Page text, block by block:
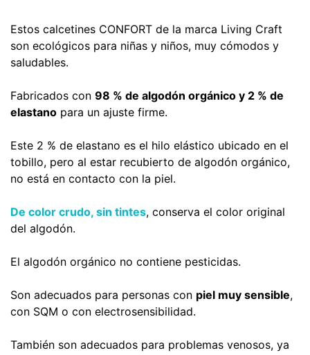
Estos calcetines CONFORT de la marca Living Craft
son ecológicos para niñas y niños, muy cómodos y
saludables.
Fabricados con 98 % de algodón orgánico y 2 % de
elastano para un ajuste firme.
Este 2 % de elastano es el hilo elástico ubicado en el
tobillo, pero al estar recubierto de algodón orgánico,
no está en contacto con la piel.
De color crudo, sin tintes, conserva el color original
del algodón.
El algodón orgánico no contiene pesticidas.
Son adecuados para personas con piel muy sensible,
con SQM o con electrosensibilidad.
También son adecuados para problemas venosos, ya